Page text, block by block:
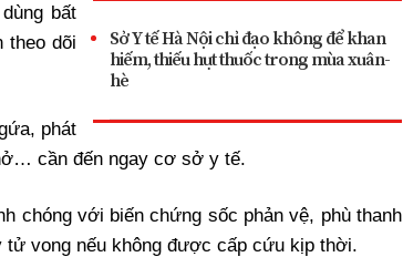
Sở Y tế Hà Nội chỉ đạo không để khan
hiếm, thiếu hụt thuốc trong mùa xuân-
hè
bất
theo dõi
phát
cần đến ngay cơ sở y tế.
chóng với biến chứng sốc phản vệ, phù thanh
vong nếu không được cấp cứu kịp thời.